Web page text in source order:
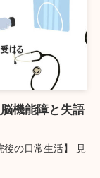
機能障と失語
後の日常生活】 見